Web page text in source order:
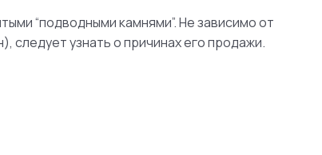
“подводными камнями”. Не зависимо от
следует узнать о причинах его продажи.